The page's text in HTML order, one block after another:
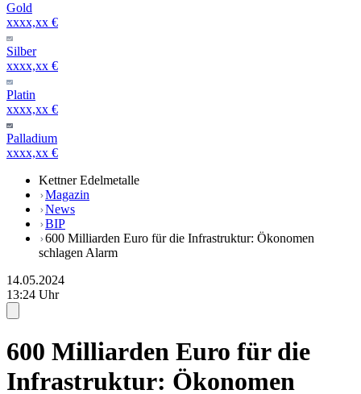
Gold
xxxx,xx €
Silber
xxxx,xx €
Platin
xxxx,xx €
Palladium
xxxx,xx €
Kettner Edelmetalle
Magazin
News
BIP
600 Milliarden Euro für die Infrastruktur: Ökonomen
schlagen Alarm
14.05.2024
13:24 Uhr
600 Milliarden Euro für die
Infrastruktur: Ökonomen